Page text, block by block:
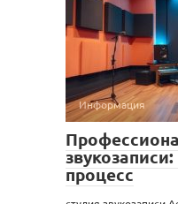
Информация
процесс